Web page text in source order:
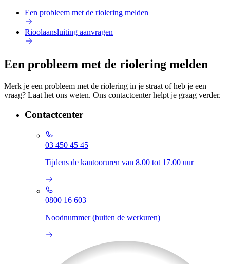
Een probleem met de riolering melden
Rioolaansluiting aanvragen
Een probleem met de riolering melden
Merk je een probleem met de riolering in je straat of heb je een
vraag? Laat het ons weten. Ons contactcenter helpt je graag verder.
Contactcenter
03 450 45 45
Tijdens de kantooruren van 8.00 tot 17.00 uur
0800 16 603
Noodnummer (buiten de werkuren)